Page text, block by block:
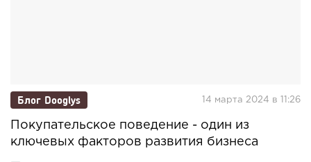
Блог Dooglys 14 марта 2024 в 11:26
Покупательское поведение - один из
ключевых факторов развития бизнеса